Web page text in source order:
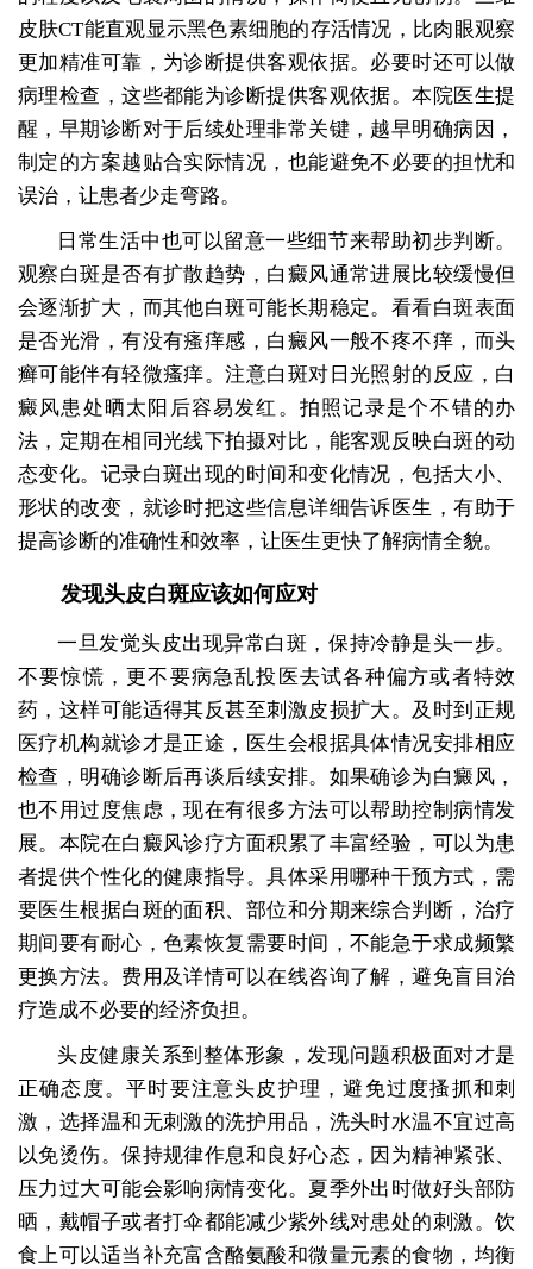
皮肤CT能直观显示黑色素细胞的存活情况，比肉眼观察
更加精准可靠，为诊断提供客观依据。必要时还可以做
病理检查，这些都能为诊断提供客观依据。本院医生提
醒，早期诊断对于后续处理非常关键，越早明确病因，
制定的方案越贴合实际情况，也能避免不必要的担忧和
误治，让患者少走弯路。
日常生活中也可以留意一些细节来帮助初步判断。
观察白斑是否有扩散趋势，白癜风通常进展比较缓慢但
会逐渐扩大，而其他白斑可能长期稳定。看看白斑表面
是否光滑，有没有瘙痒感，白癜风一般不疼不痒，而头
癣可能伴有轻微瘙痒。注意白斑对日光照射的反应，白
癜风患处晒太阳后容易发红。拍照记录是个不错的办
法，定期在相同光线下拍摄对比，能客观反映白斑的动
态变化。记录白斑出现的时间和变化情况，包括大小、
形状的改变，就诊时把这些信息详细告诉医生，有助于
提高诊断的准确性和效率，让医生更快了解病情全貌。
发现头皮白斑应该如何应对
一旦发觉头皮出现异常白斑，保持冷静是头一步。
不要惊慌，更不要病急乱投医去试各种偏方或者特效
药，这样可能适得其反甚至刺激皮损扩大。及时到正规
医疗机构就诊才是正途，医生会根据具体情况安排相应
检查，明确诊断后再谈后续安排。如果确诊为白癜风，
也不用过度焦虑，现在有很多方法可以帮助控制病情发
展。本院在白癜风诊疗方面积累了丰富经验，可以为患
者提供个性化的健康指导。具体采用哪种干预方式，需
要医生根据白斑的面积、部位和分期来综合判断，治疗
期间要有耐心，色素恢复需要时间，不能急于求成频繁
更换方法。费用及详情可以在线咨询了解，避免盲目治
疗造成不必要的经济负担。
头皮健康关系到整体形象，发现问题积极面对才是
正确态度。平时要注意头皮护理，避免过度搔抓和刺
激，选择温和无刺激的洗护用品，洗头时水温不宜过高
以免烫伤。保持规律作息和良好心态，因为精神紧张、
压力过大可能会影响病情变化。夏季外出时做好头部防
晒，戴帽子或者打伞都能减少紫外线对患处的刺激。饮
食上可以适当补充富含酪氨酸和微量元素的食物，均衡